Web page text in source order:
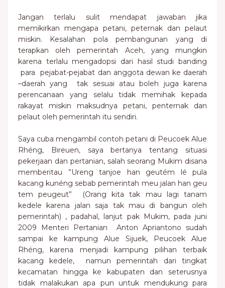
Jangan terlalu sulit mendapat jawaban jika
memikirkan mengapa petani, peternak dan pelaut
miskin. Kesalahan pola pembangunan yang di
terapkan oleh pemerintah Aceh, yang mungkin
karena terlalu mengadopsi dari hasil studi banding
para pejabat-pejabat dan anggota dewan ke daerah
–daerah yang tak sesuai atau boleh juga karena
perencanaan yang selalu tidak memihak kepada
rakayat miskin maksudnya petani, penternak dan
pelaut oleh pemerintah itu sendiri.
Saya cuba mengambil contoh petani di Peucoek Alue
Rhéng, Bireuen, saya bertanya tentang situasi
pekerjaan dan pertanian, salah seorang Mukim disana
memberitau ”Ureng tanjoe han geutém lé pula
kacang kunéng sebab pemerintah meu jalan han geu
tem peugeut” (Orang kita tak mau lagi tanam
kedele karena jalan saja tak mau di bangun oleh
pemerintah) , padahal, lanjut pak Mukim, pada juni
2009 Menteri Pertanian Anton Apriantono sudah
sampai ke kampung Alue Sijuek, Peucoek Alue
Rhéng, karena menjadi kampung pilihan terbaik
kacang kedele, namun pemerintah dari tingkat
kecamatan hingga ke kabupaten dan seterusnya
tidak malakukan apa pun untuk mendukung para